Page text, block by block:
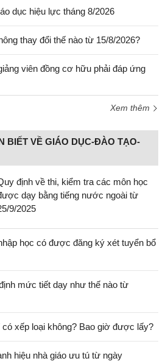
dục hiệu lực tháng 8/2026
thay đổi thế nào từ 15/8/2026?
viên đồng cơ hữu phải đáp ứng
Xem thêm
BIẾT VỀ GIÁO DỤC-ĐÀO TẠO-
định về thi, kiểm tra các môn học
dạy bằng tiếng nước ngoài từ
9/2025
học có được đăng ký xét tuyển bổ
mức tiết dạy như thế nào từ
có xếp loại không? Bao giờ được lấy?
hiệu nhà giáo ưu tú từ ngày